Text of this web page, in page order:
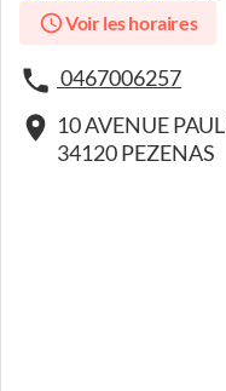
Voir les horaires
0467006257
10 AVENUE
34120 PEZENAS